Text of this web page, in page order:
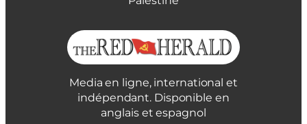
Media en ligne, international et
indépendant. Disponible en
anglais et espagnol